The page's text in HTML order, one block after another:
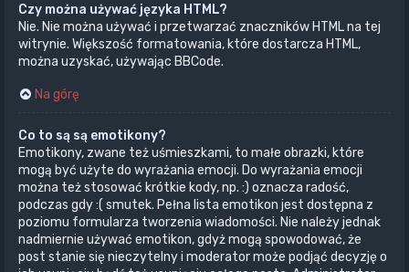
Czy można używać języka HTML?
Nie. Nie można używać i przetwarzać znaczników HTML na tej
witrynie. Większość formatowania, które dostarcza HTML,
można uzyskać, używając BBCode.
Na górę
Co to są są emotikony?
Emotikony, zwane też uśmieszkami, to małe obrazki, które
mogą być użyte do wyrażania emocji. Do wyrażania emocji
można też stosować krótkie kody, np. :) oznacza radość,
podczas gdy :( smutek. Pełna lista emotikon jest dostępna z
poziomu formularza tworzenia wiadomości. Nie należy jednak
nadmiernie używać emotikon, gdyż mogą spowodować, że
post stanie się nieczytelny i moderator może podjąć decyzję o